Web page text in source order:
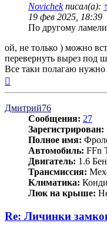
Novichekписал(а): ↑
19 фев 2025, 18:39
По другому ламели
ой, не только ) можно
перевернуть вырез под
Все таки полагаю нужно
Дмитрий76
Сообщения: 27
Зарегистрирован:
Полное имя:
Автомобиль: FFn
Двигатель: 1.6
Трансмиссия:
Климатика:
Люк на крыше:
Re: Личинки